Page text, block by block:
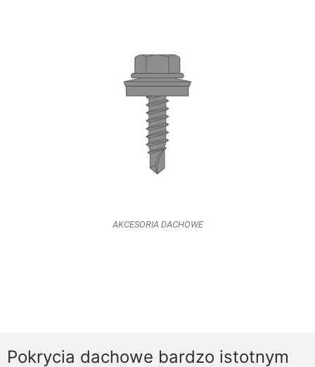
AKCESORIA DACHOWE
Pokrycia dachowe bardzo istotnym